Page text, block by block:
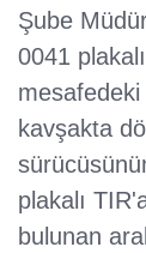
Şube
0041
mesafedeki
kavşakta
plakalı
bulunan